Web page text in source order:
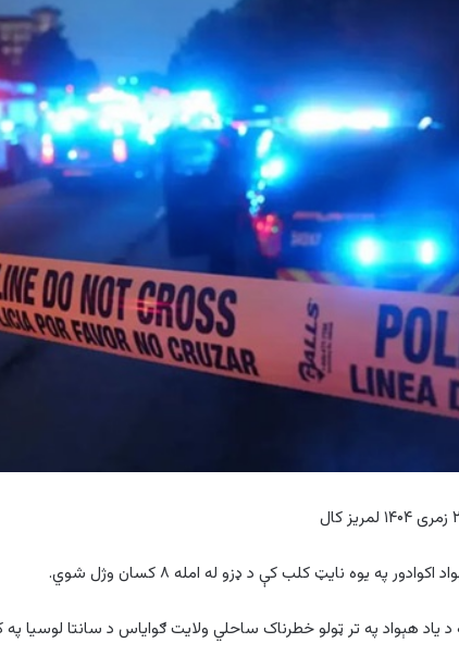
په یوه نایټ کلب کې د ډزو له امله ۸ کسان وژل شوي.
د یاد هېواد په تر ټولو خطرناک ساحلي ولایت ګوایاس د سانتا لوسیا